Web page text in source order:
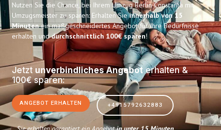
Nutzen Sie die Chance, bei Ihrem Umzug Berlin Constanța mit
Umzugsmeister zu sparen: Erhalten Sieinnerhalb von 15
Minutenein maßgeschneidertes Angebot für Ihre Bedürfnisse
erhalten unddurchschnittlich 100€ sparen!
Jetzt unverbindliches Angeboterhalten &
100€ sparen:
ANGEBOT ERHALTEN +4915792632883